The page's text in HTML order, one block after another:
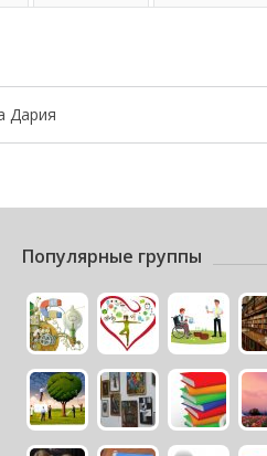
Дария
Популярные группы